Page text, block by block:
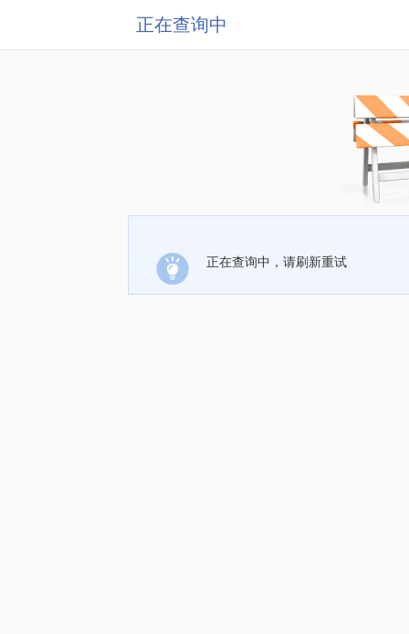
正在查询中
正在查询中，请刷新重试